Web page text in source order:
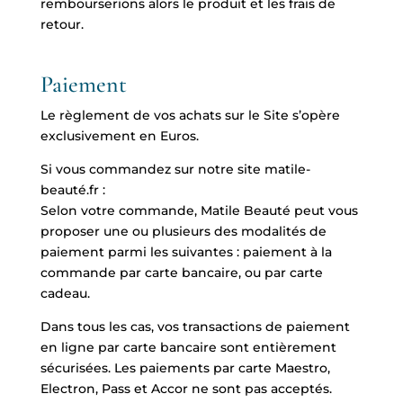
rembourserions alors le produit et les frais de
retour.
Paiement
Le règlement de vos achats sur le Site s’opère
exclusivement en Euros.
Si vous commandez sur notre site matile-
beauté.fr :
Selon votre commande, Matile Beauté peut vous
proposer une ou plusieurs des modalités de
paiement parmi les suivantes : paiement à la
commande par carte bancaire, ou par carte
cadeau.
Dans tous les cas, vos transactions de paiement
en ligne par carte bancaire sont entièrement
sécurisées. Les paiements par carte Maestro,
Electron, Pass et Accor ne sont pas acceptés.